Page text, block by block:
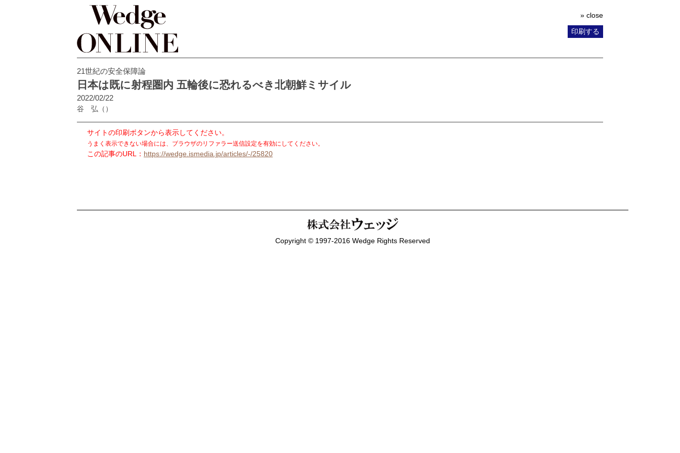
» close
印刷する
21世紀の安全保障論
日本は既に射程圏内 五輪後に恐れるべき北朝鮮ミサイル
2022/02/22
谷 弘 （）
サイトの印刷ボタンから表示してください。
うまく表示できない場合には、ブラウザのリファラー送信設定を有効にしてください。
この記事のURL： https://wedge.ismedia.jp/articles/-/25820
Copyright © 1997-2016 Wedge Rights Reserved